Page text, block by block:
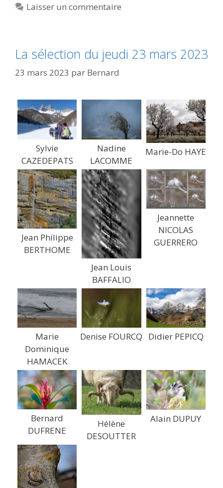
Laisser un commentaire
La sélection du jeudi 23 mars 2023
23 mars 2023 par Bernard
Sylvie
CAZEDEPATS
Nadine
LACOMME
Marie-Do HAYE
Jean Philippe
BERTHOME
Jean Louis
BAFFALIO
Jeannette
NICOLAS
GUERRERO
Marie
Dominique
HAMACEK
Denise FOURCQ Didier PEPICQ
Bernard
DUFRENE
Hélène
DESOUTTER
Alain DUPUY